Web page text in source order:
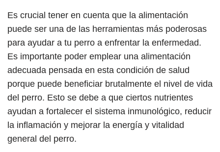
Es crucial tener en cuenta que la alimentación
puede ser una de las herramientas más poderosas
para ayudar a tu perro a enfrentar la enfermedad.
Es importante poder emplear una alimentación
adecuada pensada en esta condición de salud
porque puede beneficiar brutalmente el nivel de vida
del perro. Esto se debe a que ciertos nutrientes
ayudan a fortalecer el sistema inmunológico, reducir
la inflamación y mejorar la energía y vitalidad
general del perro.